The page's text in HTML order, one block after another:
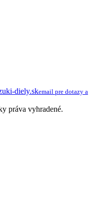
diely.skemail pre dotazy a
práva vyhradené.